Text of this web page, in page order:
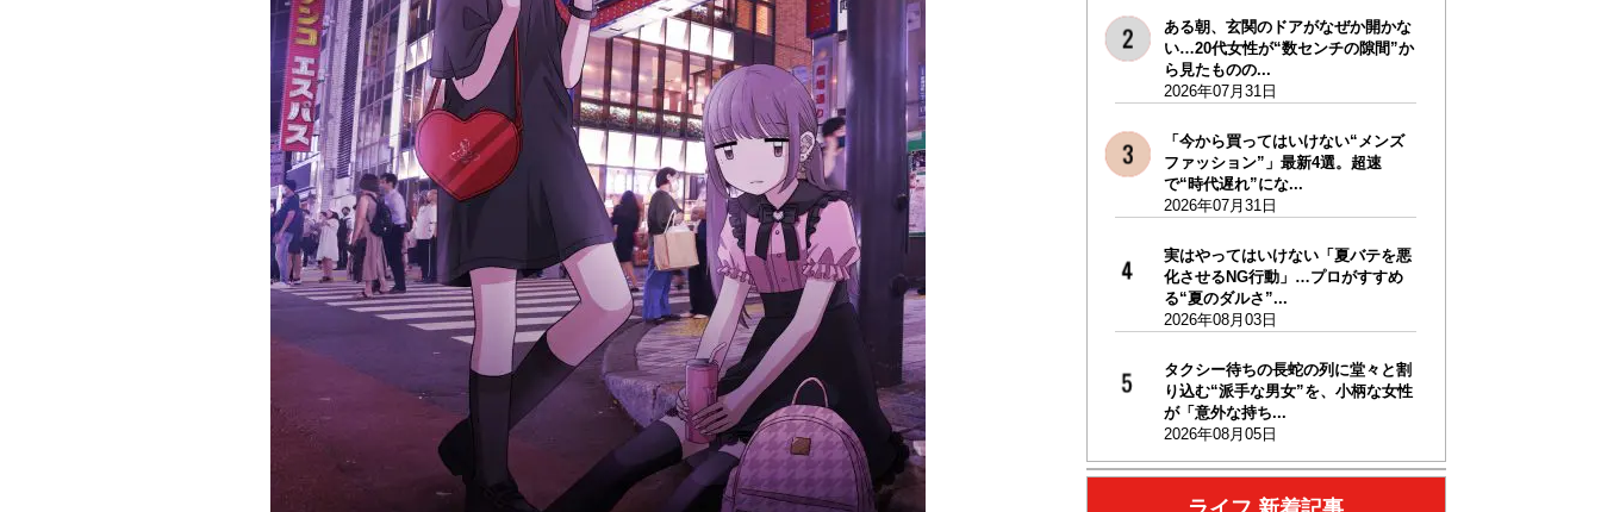
ある朝、玄関のドアがなぜか開かな
い…20代女性が“数センチの隙間”か
ら見たものの...
2026年07月31日
「今から買ってはいけない“メンズ
ファッション”」最新4選。超速
で“時代遅れ”にな...
2026年07月31日
実はやってはいけない「夏バテを悪
化させるNG行動」…プロがすすめ
る“夏のダルさ”...
2026年08月03日
タクシー待ちの長蛇の列に堂々と割
り込む“派手な男女”を、小柄な女性
が「意外な持ち...
2026年08月05日